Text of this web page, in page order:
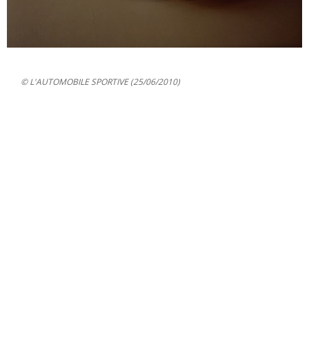
© L'AUTOMOBILE SPORTIVE (25/06/2010)